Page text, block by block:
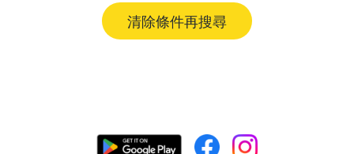
清除條件再搜尋